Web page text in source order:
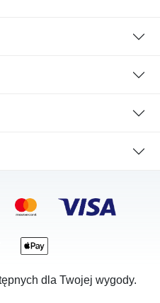
dla Twojej wygody.